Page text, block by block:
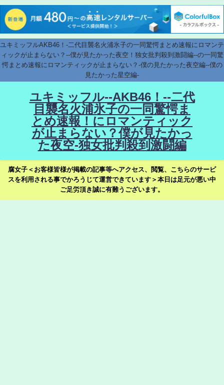
ユキミッフルAKB46！-二代目襲名火浦氷子の一同驚愕まとめ速報にロマンテ
ィックが止まらない？--僕が見たかった夜空！独女批判殺到激闘編--の一同驚
愕まとめ速報にロマンティックが止まらない？-僕の見たかった夜空編--僕の
見たかった星空編-
ユキミッフル--AKB46！--二代
目襲名火浦氷子の一同驚愕ま
とめ速報！にロマンティック
が止まらない？僕が見たかっ
た夜空-独女批判殺到激闘編
腐女子＜お客様皆様が掲載の記事等へアクセス、閲覧、こちらのサービ
スを利用される事でかろうじて運営できています＞本日は足元が悪い中
ご足労頂き誠に有難うございます。